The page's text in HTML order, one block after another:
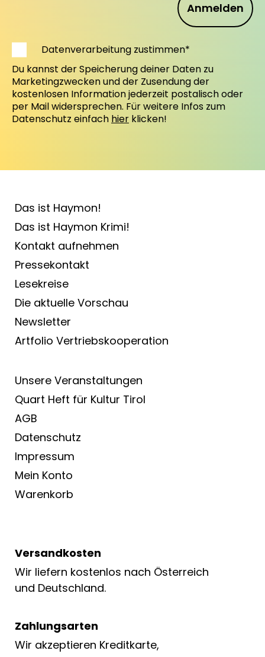
Anmelden
Datenverarbeitung zustimmen*
Du kannst der Speicherung deiner Daten zu
Marketingzwecken und der Zusendung der
kostenlosen Information jederzeit postalisch oder
per Mail widersprechen. Für weitere Infos zum
Datenschutz einfach hier klicken!
Das ist Haymon!
Das ist Haymon Krimi!
Kontakt aufnehmen
Pressekontakt
Lesekreise
Die aktuelle Vorschau
Newsletter
Artfolio Vertriebs­kooperation
Unsere Veranstaltungen
Quart Heft für Kultur Tirol
AGB
Datenschutz
Impressum
Mein Konto
Warenkorb
Versandkosten
Wir liefern kostenlos nach Österreich
und Deutschland.
Zahlungsarten
Wir akzeptieren Kreditkarte,